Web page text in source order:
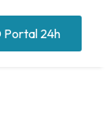
Portal 24h